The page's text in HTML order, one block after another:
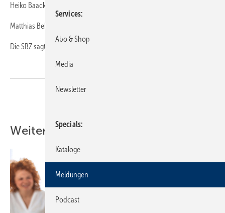
Heiko Baack aus Bremervörde,
Matthias Behrens aus Bahrenborstel.
Die SBZ sagt: Herzlichen Glückwunsch!
Weitere Inhalte
Services
Abo & Shop
Media
Newsletter
Specials
Kataloge
Meldungen
Podcast